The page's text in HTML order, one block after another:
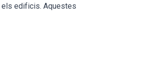
els edificis. Aquestes